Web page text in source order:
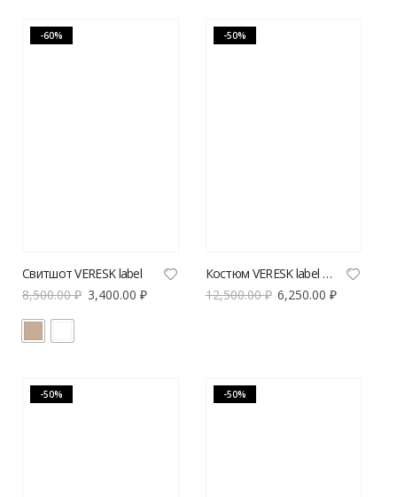
-60%
Свитшот VERESK label
8,500.00₽ 3,400.00 ₽
-50%
Костюм VERESK label из вискозы
12,500.00₽ 6,250.00₽
-50% -50%